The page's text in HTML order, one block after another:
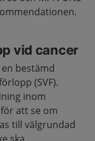
vid cancer
bestämd
(SVF).
inom
att se om
till välgrundad